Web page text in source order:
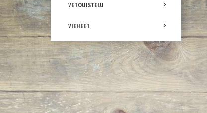
VETOUISTELU
VIEHEET